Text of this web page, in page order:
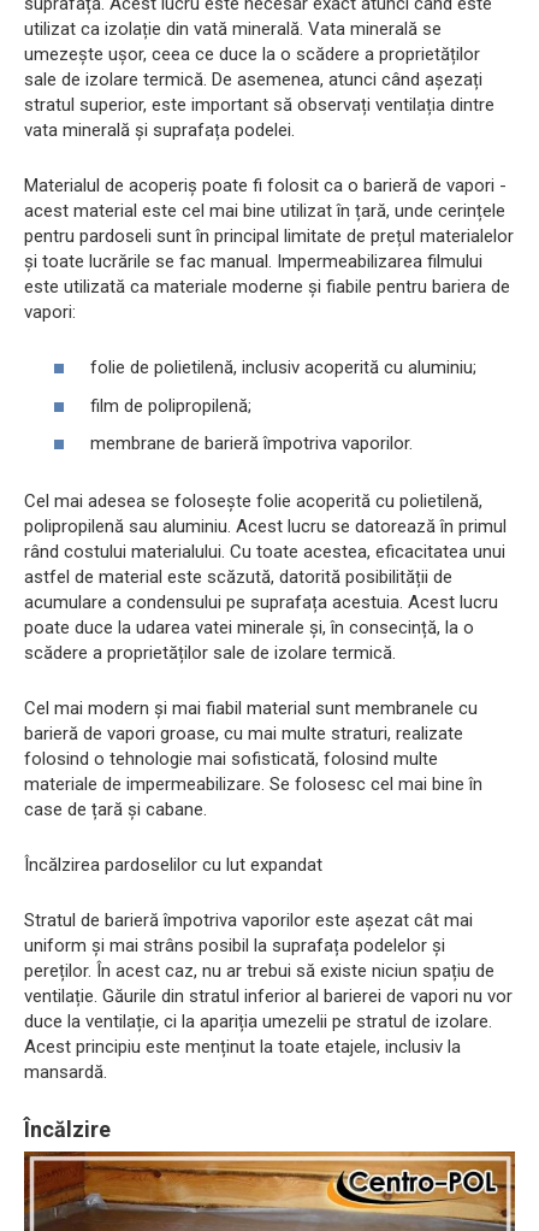
utilizat ca izolație din vată minerală. Vata minerală se
umezește ușor, ceea ce duce la o scădere a proprietăților
sale de izolare termică. De asemenea, atunci când așezați
stratul superior, este important să observați ventilația dintre
vata minerală și suprafața podelei.
Materialul de acoperiș poate fi folosit ca o barieră de vapori -
acest material este cel mai bine utilizat în țară, unde cerințele
pentru pardoseli sunt în principal limitate de prețul materialelor
și toate lucrările se fac manual. Impermeabilizarea filmului
este utilizată ca materiale moderne și fiabile pentru bariera de
vapori:
folie de polietilenă, inclusiv acoperită cu aluminiu;
film de polipropilenă;
membrane de barieră împotriva vaporilor.
Cel mai adesea se folosește folie acoperită cu polietilenă,
polipropilenă sau aluminiu. Acest lucru se datorează în primul
rând costului materialului. Cu toate acestea, eficacitatea unui
astfel de material este scăzută, datorită posibilității de
acumulare a condensului pe suprafața acestuia. Acest lucru
poate duce la udarea vatei minerale și, în consecință, la o
scădere a proprietăților sale de izolare termică.
Cel mai modern și mai fiabil material sunt membranele cu
barieră de vapori groase, cu mai multe straturi, realizate
folosind o tehnologie mai sofisticată, folosind multe
materiale de impermeabilizare. Se folosesc cel mai bine în
case de țară și cabane.
Încălzirea pardoselilor cu lut expandat
Stratul de barieră împotriva vaporilor este așezat cât mai
uniform și mai strâns posibil la suprafața podelelor și
pereților. În acest caz, nu ar trebui să existe niciun spațiu de
ventilație. Găurile din stratul inferior al barierei de vapori nu vor
duce la ventilație, ci la apariția umezelii pe stratul de izolare.
Acest principiu este menținut la toate etajele, inclusiv la
mansardă.
Încălzire